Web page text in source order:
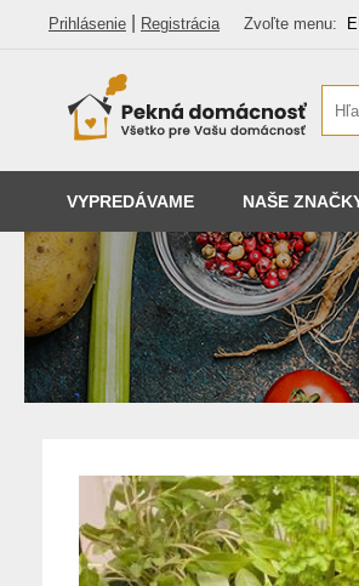
Prihlásenie Registrácia Zvoľte menu:
VYPREDÁVAME NAŠE